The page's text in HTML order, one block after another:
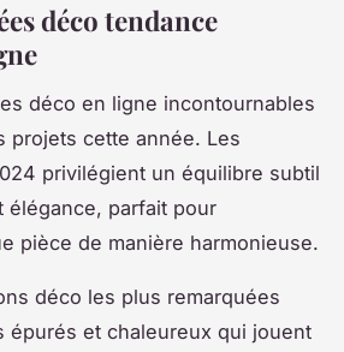
déco tendance
déco en ligne incontournables
projets cette année. Les
privilégient un équilibre subtil
élégance, parfait pour
pièce de manière harmonieuse.
déco les plus remarquées
épurés et chaleureux qui jouent